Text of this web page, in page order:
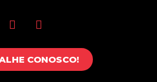
CONOSCO!